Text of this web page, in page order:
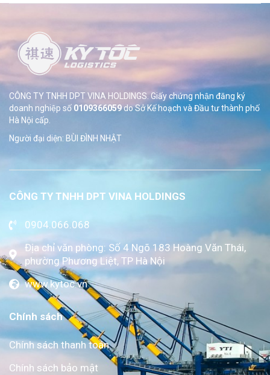
CÔNG TY TNHH DPT VINA HOLDINGS. Giấy chứng nhận đăng ký
doanh nghiệp số 0109366059do SởKế hoạch và Đầu tư thành phố
Hà Nội cấp.
Người đại diện: BÙI ĐÌNH NHẬT
CÔNG TY TNHH DPT VINA HOLDINGS
0904.066.068
Địa chỉ văn phòng: Số 4 Ngõ 183 Hoàng Văn Thái,
phường Phương Liệt, TP Hà Nội
www.kytoc.vn
Chính sách
Chính sách thanh toán
Chính sách bảo mật